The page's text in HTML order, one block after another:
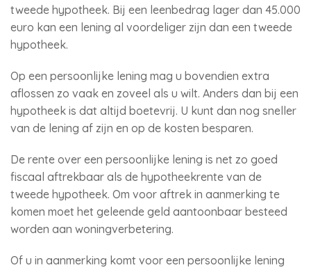
tweede hypotheek. Bij een leenbedrag lager dan 45.000
euro kan een lening al voordeliger zijn dan een tweede
hypotheek.
Op een persoonlijke lening mag u bovendien extra
aflossen zo vaak en zoveel als u wilt. Anders dan bij een
hypotheek is dat altijd boetevrij. U kunt dan nog sneller
van de lening af zijn en op de kosten besparen.
De rente over een persoonlijke lening is net zo goed
fiscaal aftrekbaar als de hypotheekrente van de
tweede hypotheek. Om voor aftrek in aanmerking te
komen moet het geleende geld aantoonbaar besteed
worden aan woningverbetering.
Of u in aanmerking komt voor een persoonlijke lening